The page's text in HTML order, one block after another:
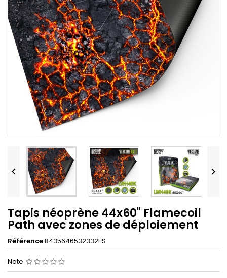
 
Tapis néoprène 44x60" Flamecoil
Path avec zones de déploiement
Référence8435646532332ES
Note